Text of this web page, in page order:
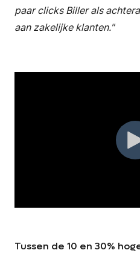
paar clicks Biller als
aan zakelijke klanten."
Tussen de 10 en 30%